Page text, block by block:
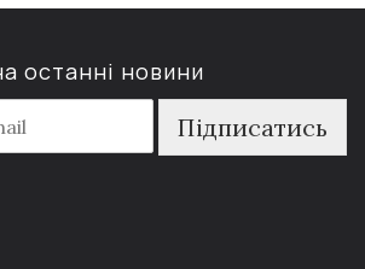
останні новини
Підписатись